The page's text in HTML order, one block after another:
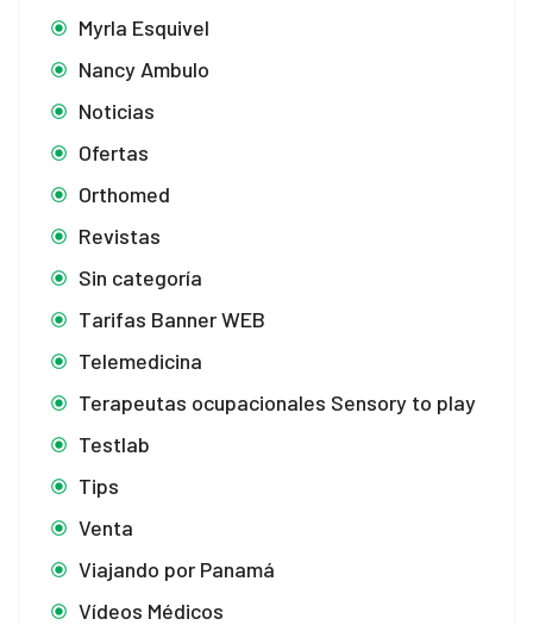
Myrla Esquivel
Nancy Ambulo
Noticias
Ofertas
Orthomed
Revistas
Sin categoría
Tarifas Banner WEB
Telemedicina
Terapeutas ocupacionales Sensory to play
Testlab
Tips
Venta
Viajando por Panamá
Vídeos Médicos